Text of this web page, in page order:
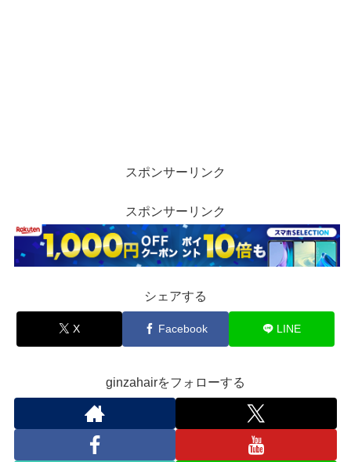
スポンサーリンク
スポンサーリンク
シェアする
X Facebook LINE
ginzahairをフォローする